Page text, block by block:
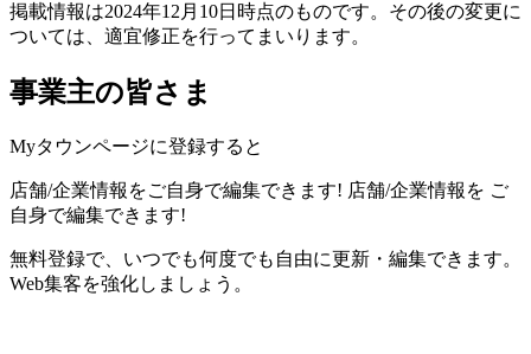
掲載情報は2024年12月10日時点のものです。その後の変更に
ついては、適宜修正を行ってまいります。
事業主の皆さま
Myタウンページに登録すると
店舗/企業情報をご自身で編集できます! 店舗/企業情報を ご
自身で編集できます!
無料登録で、いつでも何度でも自由に更新・編集できます。
Web集客を強化しましょう。